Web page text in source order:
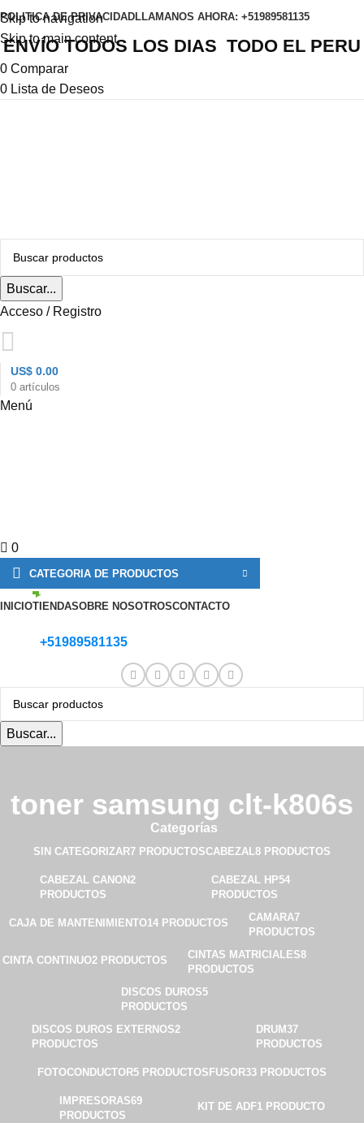
Skip to navigation
Skip to main content
POLITICA DE PRIVACIDADLLAMANOS AHORA: +51989581135
ENVÍO TODOS LOS DIAS TODO EL PERU
0 Comparar
0 Lista de Deseos
Buscar...
Acceso / Registro
0 artículos
US$ 0.00
Menú
0
CATEGORIA DE PRODUCTOS
INICIOTIENDASOBRE NOSOTROSCONTACTO
+51989581135
Buscar...
toner samsung clt-k806s
Categorías
SIN CATEGORIZAR7 PRODUCTOSCABEZAL8 PRODUCTOS
CABEZAL CANON2
PRODUCTOS
CABEZAL HP54
PRODUCTOS
CAJA DE MANTENIMIENTO14 PRODUCTOS CAMARA7
PRODUCTOS
CINTA CONTINUO2 PRODUCTOS CINTAS MATRICIALES8
PRODUCTOS
DISCOS DUROS5
PRODUCTOS
DISCOS DUROS EXTERNOS2
PRODUCTOS
DRUM 37
PRODUCTOS
FOTOCONDUCTOR5 PRODUCTOS FUSOR33 PRODUCTOS
IMPRESORAS69
PRODUCTOS
KIT DE ADF1 PRODUCTO